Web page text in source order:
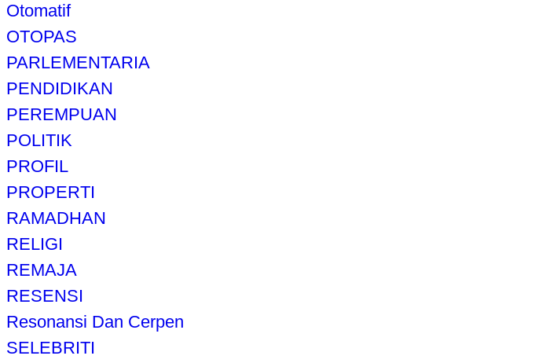
Otomatif
OTOPAS
PARLEMENTARIA
PENDIDIKAN
PEREMPUAN
POLITIK
PROFIL
PROPERTI
RAMADHAN
RELIGI
REMAJA
RESENSI
Resonansi Dan Cerpen
SELEBRITI